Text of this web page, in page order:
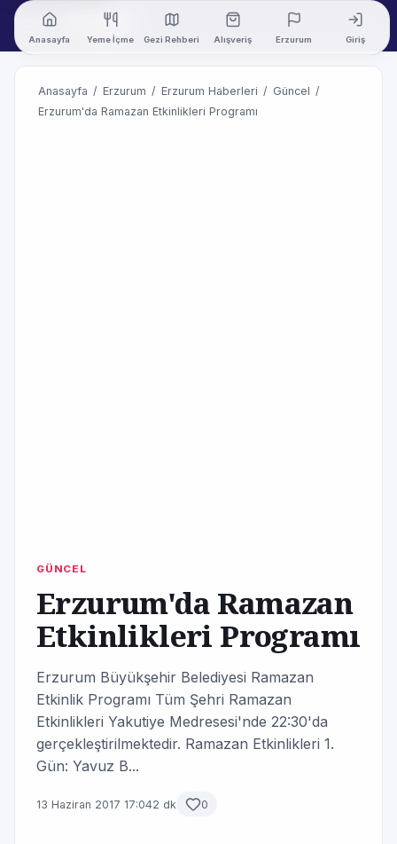
Anasayfa Yeme İçme Gezi Rehberi Alışveriş Erzurum Giriş
Anasayfa / Erzurum / Erzurum Haberleri / Güncel /
Erzurum'da Ramazan Etkinlikleri Programı
GÜNCEL
Erzurum'da Ramazan
Etkinlikleri Programı
Erzurum Büyükşehir Belediyesi Ramazan
Etkinlik Programı Tüm Şehri Ramazan
Etkinlikleri Yakutiye Medresesi'nde 22:30'da
gerçekleştirilmektedir. Ramazan Etkinlikleri 1.
Gün: Yavuz B...
13 Haziran 2017 17:042 dk 0